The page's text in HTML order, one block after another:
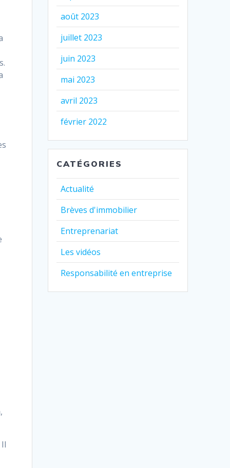
août 2023
juillet 2023
juin 2023
mai 2023
avril 2023
février 2022
CATÉGORIES
Actualité
Brèves d'immobilier
Entreprenariat
Les vidéos
Responsabilité en entreprise